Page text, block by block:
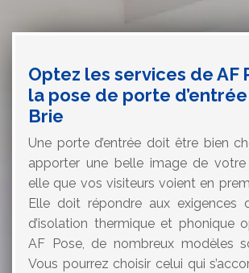
Optez les services de AF
la pose de porte d’entrée
Brie
Une porte d’entrée doit être bien
apporter une belle image de votre
elle que vos visiteurs voient en
Elle doit répondre aux exigences
d’isolation thermique et phonique
AF Pose, de nombreux modèles
Vous pourrez choisir celui qui